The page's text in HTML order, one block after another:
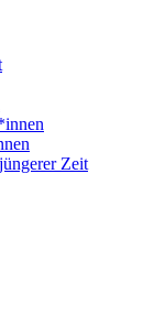
Zeit